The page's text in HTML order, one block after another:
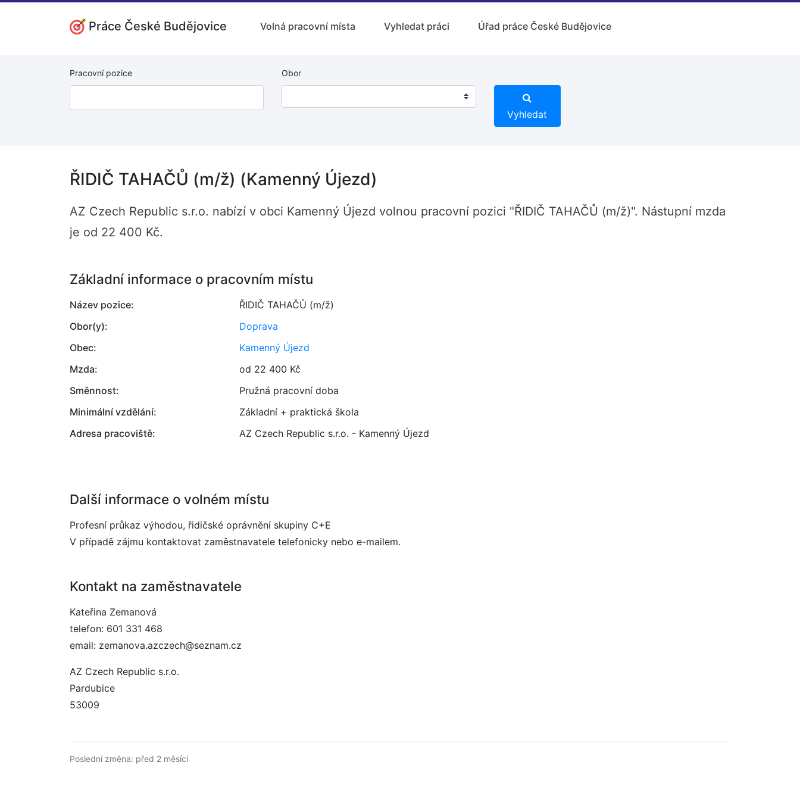
Práce České Budějovice Volná pracovní místa Vyhledat práci Úřad práce České Budějovice
Pracovní pozice Obor
Vyhledat
ŘIDIČ TAHAČŮ (m/ž) (Kamenný Újezd)
AZ Czech Republic s.r.o. nabízí v obci Kamenný Újezd volnou pracovní pozici "ŘIDIČ TAHAČŮ (m/ž)". Nástupní mzda
je od 22 400 Kč.
Základní informace o pracovním místu
Název pozice:
ŘIDIČ TAHAČŮ (m/ž)
Obor(y):
Doprava
Obec:
Kamenný Újezd
Mzda:
od 22 400 Kč
Směnnost:
Pružná pracovní doba
Minimální vzdělání:
Základní + praktická škola
Adresa pracoviště:
AZ Czech Republic s.r.o. - Kamenný Újezd
Další informace o volném místu
Profesní průkaz výhodou, řidičské oprávnění skupiny C+E
V případě zájmu kontaktovat zaměstnavatele telefonicky nebo e-mailem.
Kontakt na zaměstnavatele
Kateřina Zemanová
telefon: 601 331 468
email: zemanova.azczech@seznam.cz
AZ Czech Republic s.r.o.
Pardubice
53009
Poslední změna: před 2 měsíci